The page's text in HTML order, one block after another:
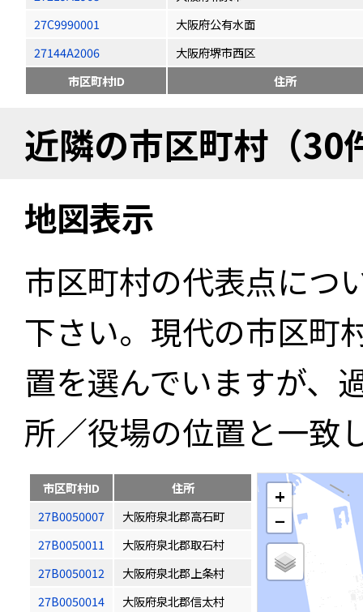
27C9990001
大阪府公有水面
27144A2006
大阪府堺市西区
市区町村ID
住所
近隣の市区町村（30
地図表示
市区町村の代表点につ
下さい。現代の市区町
置を選んでいますが、
所／役場の位置と一致
市区町村ID
住所
27B0050007
大阪府泉北郡高石町
27B0050011
大阪府泉北郡取石村
27B0050012
大阪府泉北郡上条村
27B0050014
大阪府泉北郡信太村
+
−